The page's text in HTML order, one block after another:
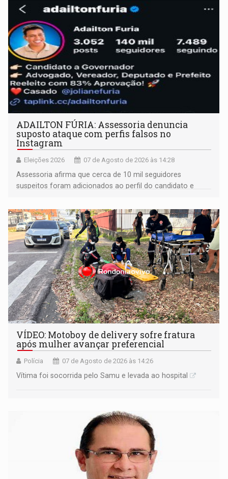
ADAILTON FÚRIA: Assessoria denuncia
suposto ataque com perfis falsos no
Instagram
Eleições 2026 07 de Agosto de 2026 às 14:28
Assessoria afirma que cerca de 10 mil seguidores
suspeitos foram adicionados ao perfil do candidato e
remover as contas
VÍDEO: Motoboy de delivery sofre fratura
após mulher avançar preferencial
Polícia 07 de Agosto de 2026 às 14:26
Vítima foi socorrida pelo Samu e levada ao hospital